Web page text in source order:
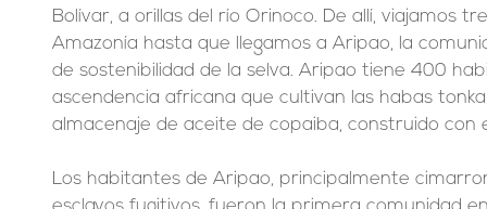
Bolívar, a orillas del río Orinoco. De allí, viajamos
Amazonía hasta que llegamos a Aripao, la
de sostenibilidad de la selva. Aripao tiene 400
ascendencia africana que cultivan las habas
almacenaje de aceite de copaiba, construido con
Los habitantes de Aripao, principalmente